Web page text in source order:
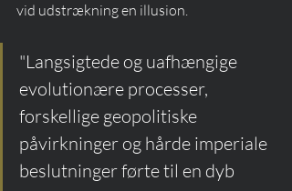
vid udstrækning en illusion.
"Langsigtede og uafhængige
evolutionære processer,
forskellige geopolitiske
påvirkninger og hårde imperiale
beslutninger førte til en dyb